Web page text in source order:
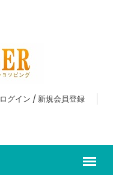
ログイン / 新規会員登録